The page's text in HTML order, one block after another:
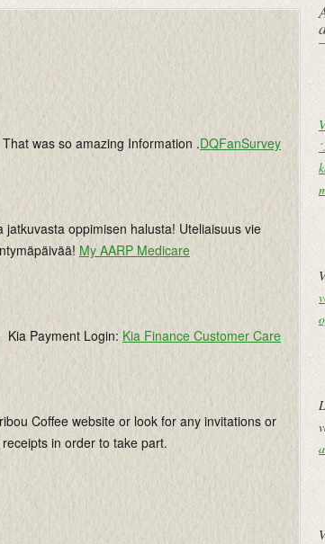
That was so amazing Information .DQFanSurvey
oppimisen halusta! Uteliaisuus vie
My AARP Medicare
Kia Payment Login: Kia Finance Customer Care
Coffee website or look for any invitations or
in order to take part.
e
E